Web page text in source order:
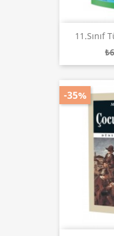
11.Sınıf
-35%